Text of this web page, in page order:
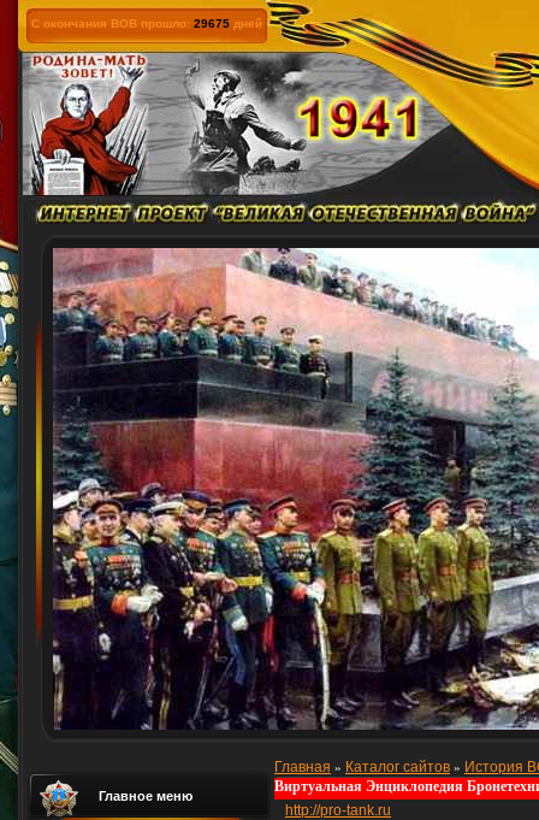
С окончания ВОВ прошло: 29675 дней
Главное меню
Главная » Каталог сайтов » История
Виртуальная Энциклопедия
http://pro-tank.ru